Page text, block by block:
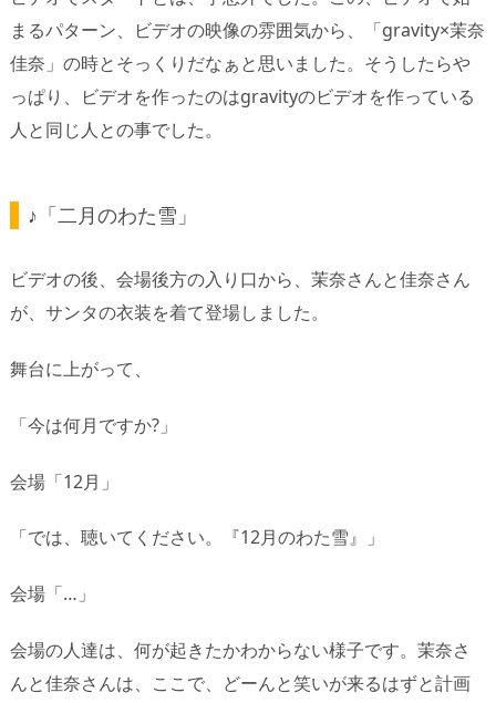
まるパターン、ビデオの映像の雰囲気から、「gravity×茉奈
佳奈」の時とそっくりだなぁと思いました。そうしたらや
っぱり、ビデオを作ったのはgravityのビデオを作っている
人と同じ人との事でした。
♪「二月のわた雪」
ビデオの後、会場後方の入り口から、茉奈さんと佳奈さん
が、サンタの衣装を着て登場しました。
舞台に上がって、
「今は何月ですか?」
会場「12月」
「では、聴いてください。『12月のわた雪』」
会場「…」
会場の人達は、何が起きたかわからない様子です。茉奈さ
んと佳奈さんは、ここで、どーんと笑いが来るはずと計画